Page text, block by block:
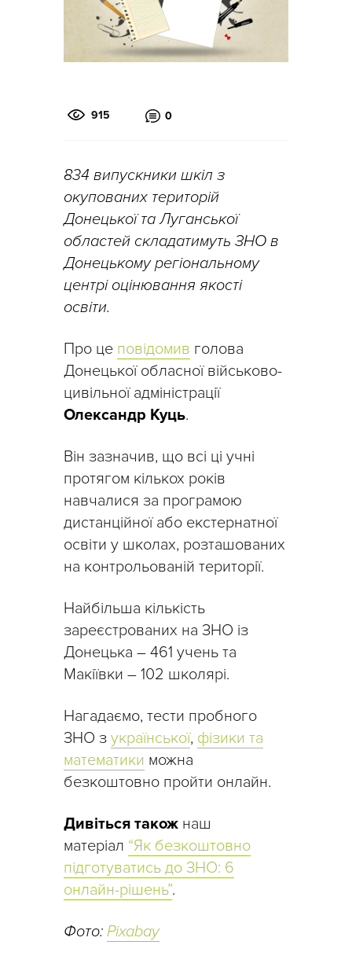
915 0
834 випускники шкіл з
окупованих територій
Донецької та Луганської
областей складатимуть ЗНО в
Донецькому регіональному
центрі оцінювання якості
освіти.
Про це повідомив голова
Донецької обласної військово-
цивільної адміністрації
Олександр Куць.
Він зазначив, що всі ці учні
протягом кількох років
навчалися за програмою
дистанційної або екстернатної
освіти у школах, розташованих
на контрольованій території.
Найбільша кількість
зареєстрованих на ЗНО із
Донецька – 461 учень та
Макіївки – 102 школярі.
Нагадаємо, тести пробного
ЗНО з української, фізики та
математики можна
безкоштовно пройти онлайн.
Дивіться також наш
матеріал “Як безкоштовно
підготуватись до ЗНО: 6
онлайн-рішень”.
Фото: Pixabay